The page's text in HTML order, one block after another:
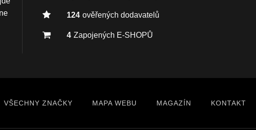
124 ověřených dodavatelů
4 Zapojených E-SHOPŮ
VŠECHNY ZNAČKY MAPA WEBU MAGAZÍN KONTAKT